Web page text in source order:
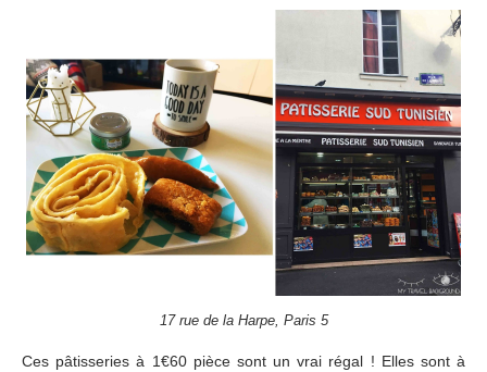
17 rue de la Harpe, Paris 5
Ces pâtisseries à 1€60 pièce sont un vrai régal ! Elles sont à